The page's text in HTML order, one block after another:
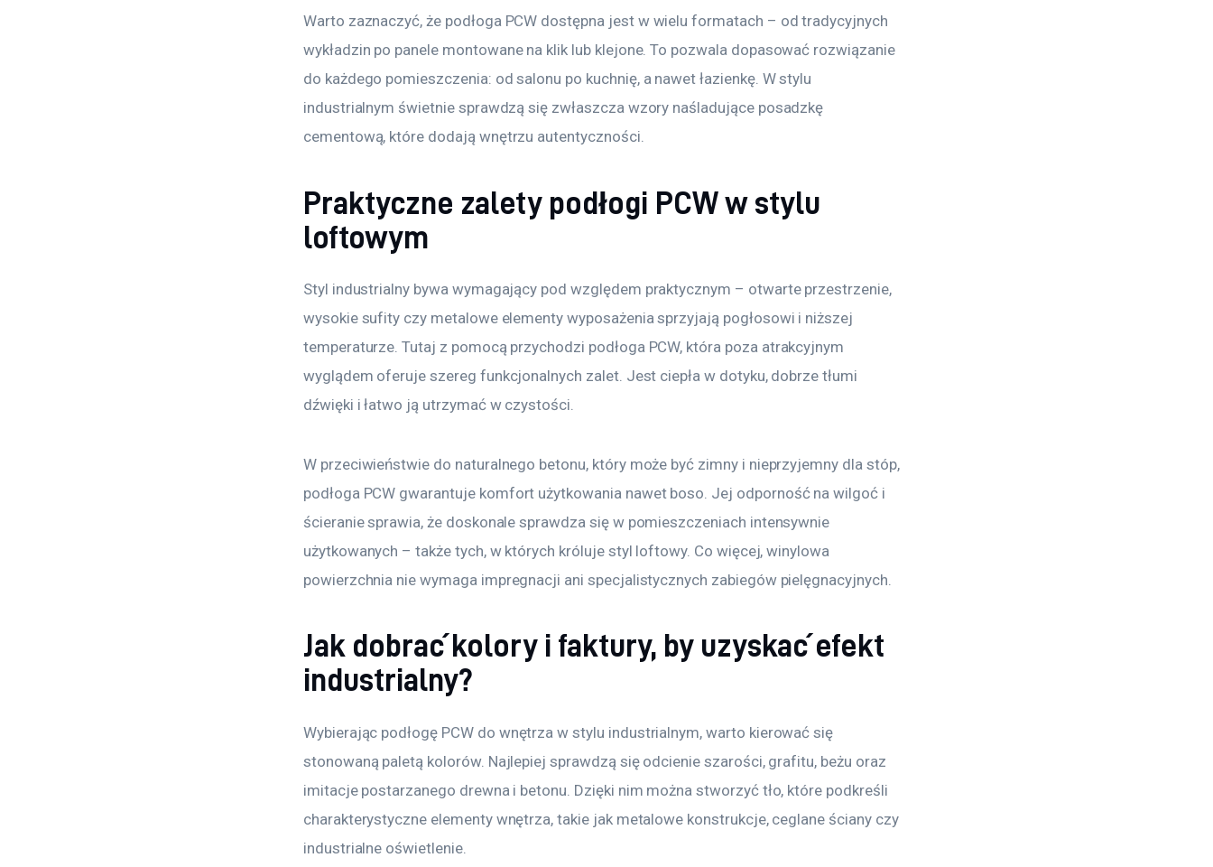
Warto zaznaczyć, że podłoga PCW dostępna jest w wielu formatach – od tradycyjnych
wykładzin po panele montowane na klik lub klejone. To pozwala dopasować rozwiązanie
do każdego pomieszczenia: od salonu po kuchnię, a nawet łazienkę. W stylu
industrialnym świetnie sprawdzą się zwłaszcza wzory naśladujące posadzkę
cementową, które dodają wnętrzu autentyczności.
Praktyczne zalety podłogi PCW w stylu
loftowym
Styl industrialny bywa wymagający pod względem praktycznym – otwarte przestrzenie,
wysokie sufity czy metalowe elementy wyposażenia sprzyjają pogłosowi i niższej
temperaturze. Tutaj z pomocą przychodzi podłoga PCW, która poza atrakcyjnym
wyglądem oferuje szereg funkcjonalnych zalet. Jest ciepła w dotyku, dobrze tłumi
dźwięki i łatwo ją utrzymać w czystości.
W przeciwieństwie do naturalnego betonu, który może być zimny i nieprzyjemny dla stóp,
podłoga PCW gwarantuje komfort użytkowania nawet boso. Jej odporność na wilgoć i
ścieranie sprawia, że doskonale sprawdza się w pomieszczeniach intensywnie
użytkowanych – także tych, w których króluje styl loftowy. Co więcej, winylowa
powierzchnia nie wymaga impregnacji ani specjalistycznych zabiegów pielęgnacyjnych.
Jak dobrać kolory i faktury, by uzyskać efekt
industrialny?
Wybierając podłogę PCW do wnętrza w stylu industrialnym, warto kierować się
stonowaną paletą kolorów. Najlepiej sprawdzą się odcienie szarości, grafitu, beżu oraz
imitacje postarzanego drewna i betonu. Dzięki nim można stworzyć tło, które podkreśli
charakterystyczne elementy wnętrza, takie jak metalowe konstrukcje, ceglane ściany czy
industrialne oświetlenie.